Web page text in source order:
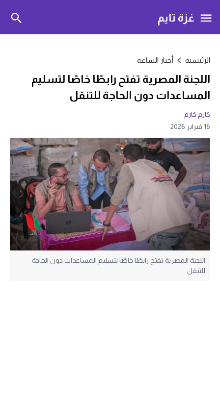
غزة تايم
الرئيسية أخبار الساعة
اللجنة المصرية تفتح رابطًا خاصًا لتسليم
المساعدات دون الحاجة للتنقل
كازم كازم
16 فبراير 2026
اللجنة المصرية تفتح رابطًا خاصًا لتسليم المساعدات دون الحاجة
للتنقل